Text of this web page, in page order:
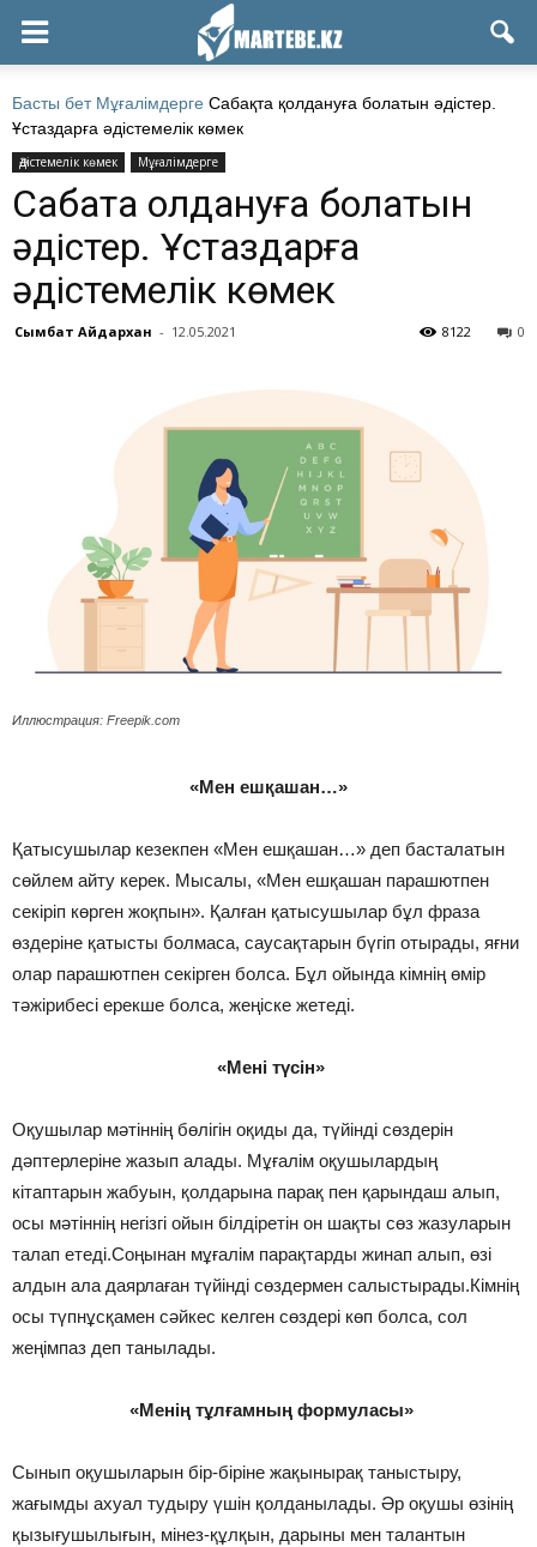
Басты бет Мұғалімдерге Сабақта қолдануға болатын әдістер.
Ұстаздарға әдістемелік көмек
Әдістемелік көмек Мұғалімдерге
Сабақта қолдануға болатын
әдістер. Ұстаздарға
әдістемелік көмек
Сымбат Айдархан - 12.05.2021 0
8122
Иллюстрация: Freepik.com
«Мен ешқашан…»
Қатысушылар кезекпен «Мен ешқашан…» деп басталатын
сөйлем айту керек. Мысалы, «Мен ешқашан парашютпен
секіріп көрген жоқпын». Қалған қатысушылар бұл фраза
өздеріне қатысты болмаса, саусақтарын бүгіп отырады, яғни
олар парашютпен секірген болса. Бұл ойында кімнің өмір
тәжірибесі ерекше болса, жеңіске жетеді.
«Мені түсін»
Оқушылар мәтіннің бөлігін оқиды да, түйінді сөздерін
дәптерлеріне жазып алады. Мұғалім оқушылардың
кітаптарын жабуын, қолдарына парақ пен қарындаш алып,
осы мәтіннің негізгі ойын білдіретін он шақты сөз жазуларын
талап етеді.Соңынан мұғалім парақтарды жинап алып, өзі
алдын ала даярлаған түйінді сөздермен салыстырады.Кімнің
осы түпнұсқамен сәйкес келген сөздері көп болса, сол
жеңімпаз деп танылады.
«Менің тұлғамның формуласы»
Сынып оқушыларын бір-біріне жақынырақ таныстыру,
жағымды ахуал тудыру үшін қолданылады. Әр оқушы өзінің
қызығушылығын, мінез-құлқын, дарыны мен талантын